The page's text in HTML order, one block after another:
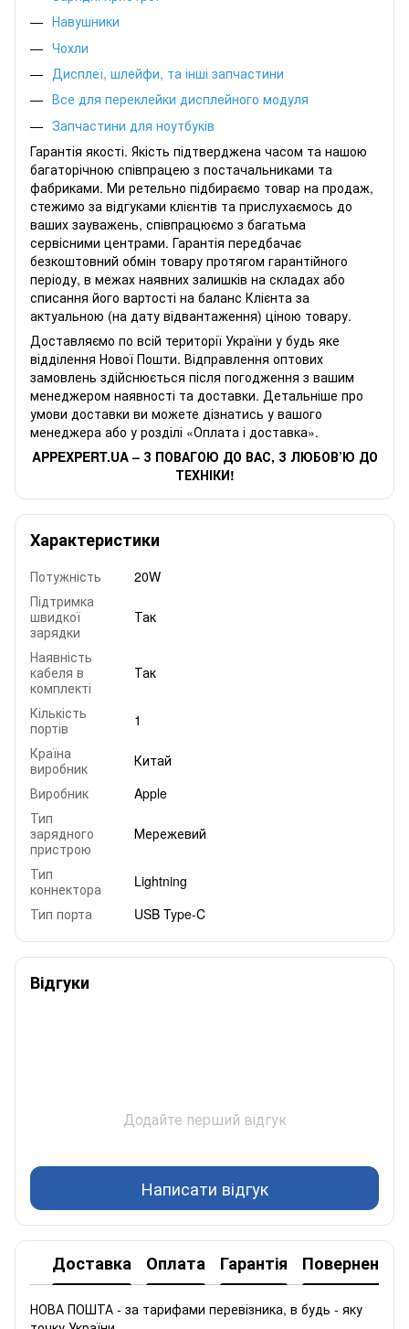
Навушники
Чохли
Дисплеї, шлейфи, та інші запчастини
Все для переклейки дисплейного модуля
Запчастини для ноутбуків
Гарантія якості. Якість підтверджена часом та нашою
багаторічною співпрацею з постачальниками та
фабриками. Ми ретельно підбираємо товар на продаж,
стежимо за відгуками клієнтів та прислухаємось до
ваших зауважень, співпрацюємо з багатьма
сервісними центрами. Гарантія передбачає
безкоштовний обмін товару протягом гарантійного
періоду, в межах наявних залишків на складах або
списання його вартості на баланс Клієнта за
актуальною (на дату відвантаження) ціною товару.
Доставляємо по всій території України у будь яке
відділення Нової Пошти. Відправлення оптових
замовлень здійснюється після погодження з вашим
менеджером наявності та доставки. Детальніше про
умови доставки ви можете дізнатись у вашого
менеджера або у розділі «Оплата і доставка».
APPEXPERT.UA – З ПОВАГОЮ ДО ВАС, З ЛЮБОВ’Ю ДО
ТЕХНІКИ!
Характеристики
Потужність
20W
Підтримка
швидкої
зарядки
Так
Наявність
кабеля в
комплекті
Так
Кількість
портів
1
Країна
виробник
Китай
Виробник
Apple
Тип
зарядного
пристрою
Мережевий
Тип
коннектора
Lightning
Тип порта
USB Type-C
Відгуки
Додайте перший відгук
Написати відгук
Доставка Оплата Гарантія Повернення
НОВА ПОШТА - за тарифами перевізника, в будь - яку